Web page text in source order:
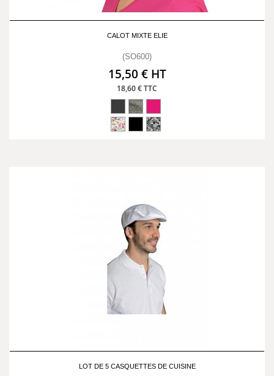
CALOT MIXTE ELIE
(SO600)
15,50 € HT
18,60 € TTC
LOT DE 5 CASQUETTES DE CUISINE